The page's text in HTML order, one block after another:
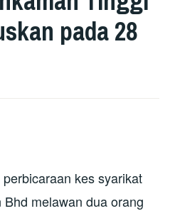
pada 28
kes syarikat
melawan dua orang